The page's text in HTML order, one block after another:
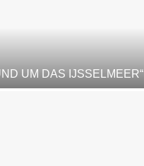
UM DAS IJSSELMEER“